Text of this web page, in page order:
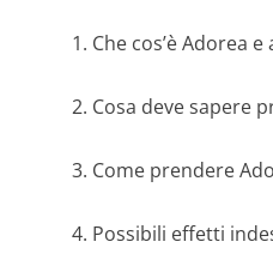
1. Che cos’è Adorea
2. Cosa deve sapere
3. Come prendere
4. Possibili effetti